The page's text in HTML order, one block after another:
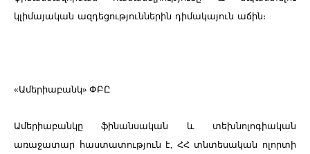
կլիմայական ազդեցություններին դիմակայուն աճին։
«Ամերիաբանկ» ՓԲԸ
Ամերիաբանկը ֆինանսական և տեխնոլոգիական
առաջատար հաստատություն է, ՀՀ տնտեսական ոլորտի